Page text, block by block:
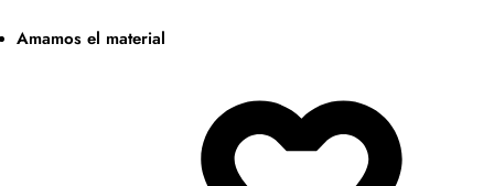
Amamos el material